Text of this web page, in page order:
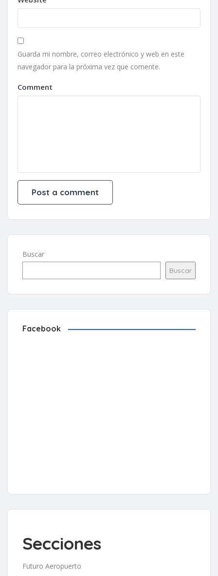
Guarda mi nombre, correo electrónico y web en este
navegador para la próxima vez que comente.
Comment
Buscar
Buscar
Facebook
Secciones
Futuro Aeropuerto